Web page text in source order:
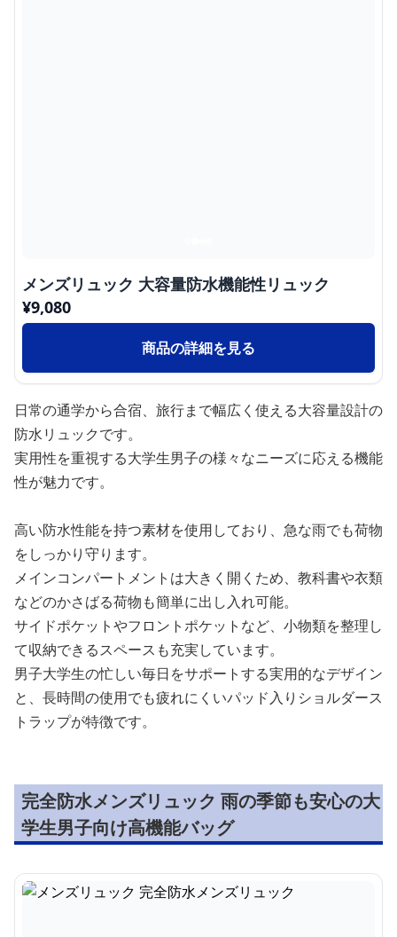
メンズリュック 大容量防水機能性リュック
¥9,080
商品の詳細を見る
日常の通学から合宿、旅行まで幅広く使える大容量設計の
防水リュックです。
実用性を重視する大学生男子の様々なニーズに応える機能
性が魅力です。
高い防水性能を持つ素材を使用しており、急な雨でも荷物
をしっかり守ります。
メインコンパートメントは大きく開くため、教科書や衣類
などのかさばる荷物も簡単に出し入れ可能。
サイドポケットやフロントポケットなど、小物類を整理し
て収納できるスペースも充実しています。
男子大学生の忙しい毎日をサポートする実用的なデザイン
と、長時間の使用でも疲れにくいパッド入りショルダース
トラップが特徴です。
完全防水メンズリュック 雨の季節も安心の大
学生男子向け高機能バッグ